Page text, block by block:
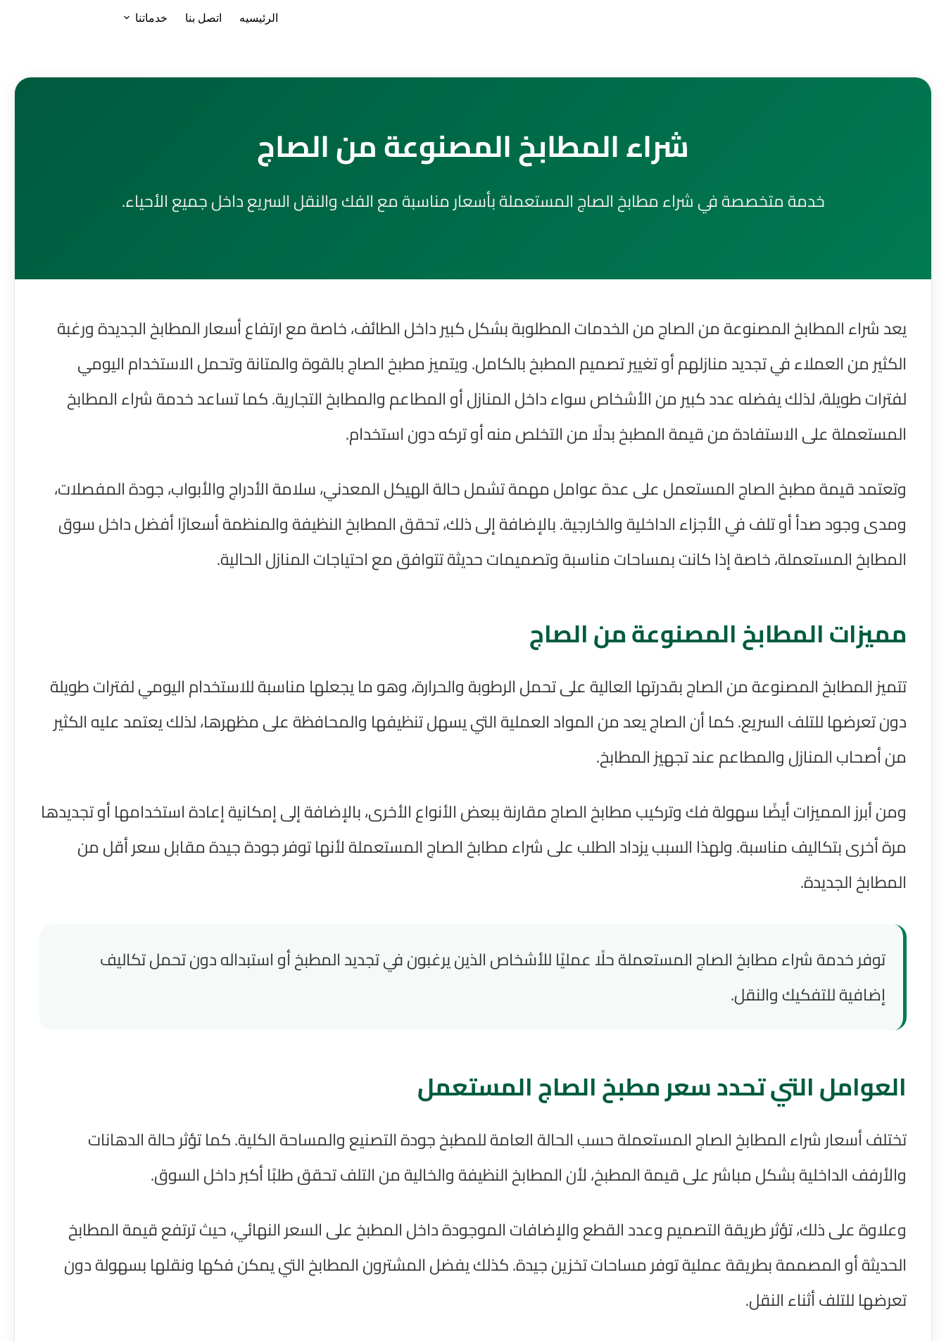
الرئيسيه اتصل بنا خدماتنا
شراء المطابخ المصنوعة من الصاج
خدمة متخصصة في شراء مطابخ الصاج المستعملة بأسعار مناسبة مع الفك والنقل السريع داخل جميع الأحياء.
يعد شراء المطابخ المصنوعة من الصاج من الخدمات المطلوبة بشكل كبير داخل الطائف، خاصة مع ارتفاع أسعار المطابخ الجديدة ورغبة
الكثير من العملاء في تجديد منازلهم أو تغيير تصميم المطبخ بالكامل. ويتميز مطبخ الصاج بالقوة والمتانة وتحمل الاستخدام اليومي
لفترات طويلة، لذلك يفضله عدد كبير من الأشخاص سواء داخل المنازل أو المطاعم والمطابخ التجارية. كما تساعد خدمة شراء المطابخ
المستعملة على الاستفادة من قيمة المطبخ بدلًا من التخلص منه أو تركه دون استخدام.
وتعتمد قيمة مطبخ الصاج المستعمل على عدة عوامل مهمة تشمل حالة الهيكل المعدني، سلامة الأدراج والأبواب، جودة المفصلات،
ومدى وجود صدأ أو تلف في الأجزاء الداخلية والخارجية. بالإضافة إلى ذلك، تحقق المطابخ النظيفة والمنظمة أسعارًا أفضل داخل سوق
المطابخ المستعملة، خاصة إذا كانت بمساحات مناسبة وتصميمات حديثة تتوافق مع احتياجات المنازل الحالية.
مميزات المطابخ المصنوعة من الصاج
تتميز المطابخ المصنوعة من الصاج بقدرتها العالية على تحمل الرطوبة والحرارة، وهو ما يجعلها مناسبة للاستخدام اليومي لفترات طويلة
دون تعرضها للتلف السريع. كما أن الصاج يعد من المواد العملية التي يسهل تنظيفها والمحافظة على مظهرها، لذلك يعتمد عليه الكثير
من أصحاب المنازل والمطاعم عند تجهيز المطابخ.
ومن أبرز المميزات أيضًا سهولة فك وتركيب مطابخ الصاج مقارنة ببعض الأنواع الأخرى، بالإضافة إلى إمكانية إعادة استخدامها أو تجديدها
مرة أخرى بتكاليف مناسبة. ولهذا السبب يزداد الطلب على شراء مطابخ الصاج المستعملة لأنها توفر جودة جيدة مقابل سعر أقل من
المطابخ الجديدة.
توفر خدمة شراء مطابخ الصاج المستعملة حلًا عمليًا للأشخاص الذين يرغبون في تجديد المطبخ أو استبداله دون تحمل تكاليف
إضافية للتفكيك والنقل.
العوامل التي تحدد سعر مطبخ الصاج المستعمل
تختلف أسعار شراء المطابخ الصاج المستعملة حسب الحالة العامة للمطبخ جودة التصنيع والمساحة الكلية. كما تؤثر حالة الدهانات
والأرفف الداخلية بشكل مباشر على قيمة المطبخ، لأن المطابخ النظيفة والخالية من التلف تحقق طلبًا أكبر داخل السوق.
وعلاوة على ذلك، تؤثر طريقة التصميم وعدد القطع والإضافات الموجودة داخل المطبخ على السعر النهائي، حيث ترتفع قيمة المطابخ
الحديثة أو المصممة بطريقة عملية توفر مساحات تخزين جيدة. كذلك يفضل المشترون المطابخ التي يمكن فكها ونقلها بسهولة دون
تعرضها للتلف أثناء النقل.